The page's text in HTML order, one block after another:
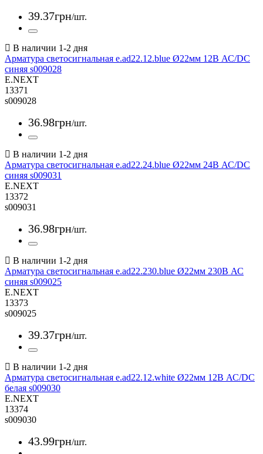
39.37грн/шт.
Арматура светосигнальная e.ad22.12.blue Ø22мм 12В АС/DC
синяя s009028
E.NEXT
13371
s009028
36.98грн/шт.
Арматура светосигнальная e.ad22.24.blue Ø22мм 24В АС/DC
синяя s009031
E.NEXT
13372
s009031
36.98грн/шт.
Арматура светосигнальная e.ad22.230.blue Ø22мм 230В АС
синяя s009025
E.NEXT
13373
s009025
39.37грн/шт.
Арматура светосигнальная e.ad22.12.white Ø22мм 12В АС/DC
белая s009030
E.NEXT
13374
s009030
43.99грн/шт.